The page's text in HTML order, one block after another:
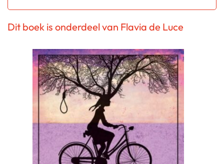
Dit boek is onderdeel van Flavia de Luce